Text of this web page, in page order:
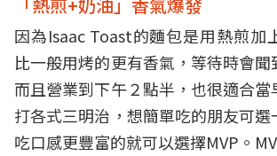
因為Isaac Toast的麵包是用熱煎加
比一般用烤的更有香氣，等待時會聞
而且營業到下午２點半，也很適合當
打各式三明治，想簡單吃的朋友可
吃口感更豐富的就可以選擇MVP。